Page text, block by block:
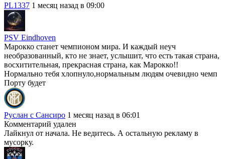
PL1337 1 месяц назад в 09:00
PSV Eindhoven
Марокко станет чемпионом мира. И каждый неуч
необразованный, кто не знает, услышит, что есть такая страна,
восхитительная, прекрасная страна, как Марокко!!
Нормально тебя хлопнуло,нормальным людям очевидно чемп
Порту будет
Руслан с Сансиро 1 месяц назад в 06:01
Комментарий удален
Лайкнул от начала. Не ведитесь. А остальную рекламу в
мусорку.